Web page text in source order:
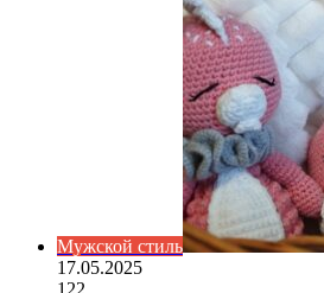
Мужской стиль
17.05.2025
122